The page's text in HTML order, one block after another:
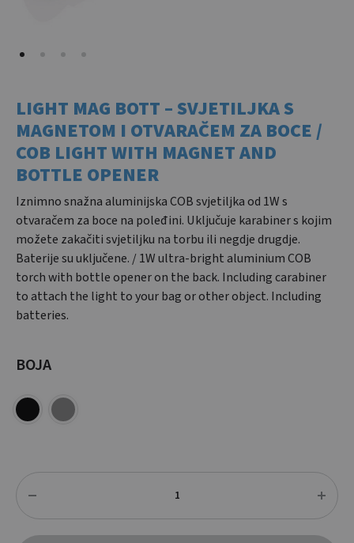
LIGHT MAG BOTT – SVJETILJKA S
MAGNETOM I OTVARAČEM ZA BOCE /
COB LIGHT WITH MAGNET AND
BOTTLE OPENER
Iznimno snažna aluminijska COB svjetiljka od 1W s
otvaračem za boce na poleđini. Uključuje karabiner s kojim
možete zakačiti svjetiljku na torbu ili negdje drugdje.
Baterije su uključene. / 1W ultra-bright aluminium COB
torch with bottle opener on the back. Including carabiner
to attach the light to your bag or other object. Including
batteries.
BOJA
Količina